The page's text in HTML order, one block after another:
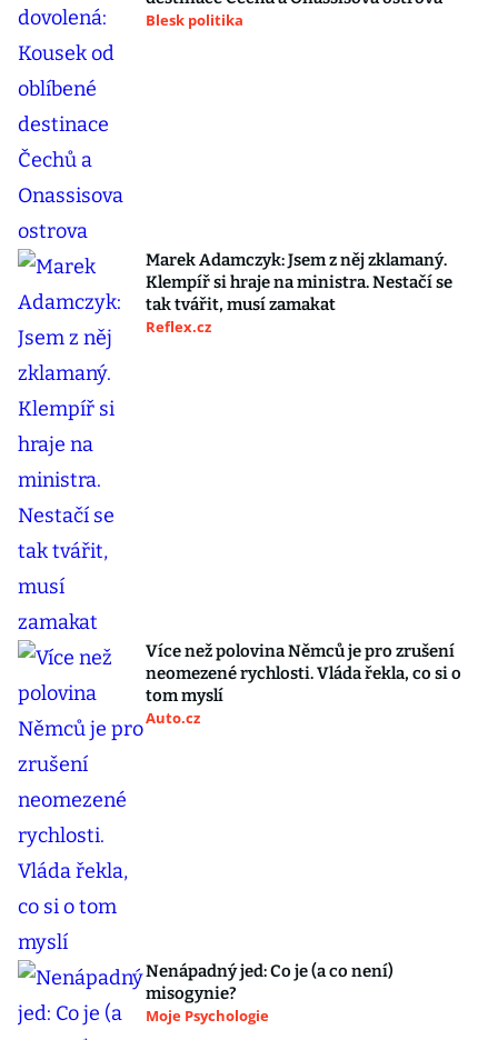
Blesk politika
Marek Adamczyk: Jsem z něj zklamaný.
Klempíř si hraje na ministra. Nestačí se
tak tvářit, musí zamakat
Reflex.cz
Více než polovina Němců je pro zrušení
neomezené rychlosti. Vláda řekla, co si o
tom myslí
Auto.cz
Nenápadný jed: Co je (a co není)
misogynie?
Moje Psychologie